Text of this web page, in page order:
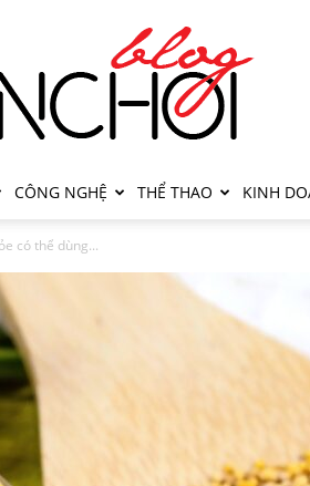
CÔNG NGHỆ THỂ THAO KINH
có thể dùng...